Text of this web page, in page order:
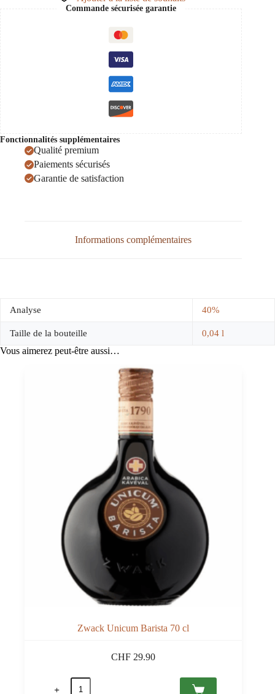
Commande sécurisée garantie
Fonctionnalités supplémentaires
Qualité premium
Paiements sécurisés
Garantie de satisfaction
Informations complémentaires
Analyse 40%
Taille de la bouteille 0,04 l
Vous aimerez peut-être aussi…
Zwack Unicum Barista 70 cl
CHF 29.90
quantité